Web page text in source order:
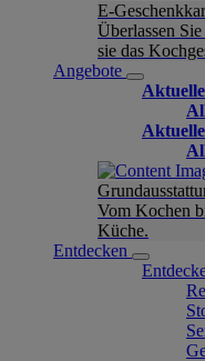
E-
Überlassen
sie das
Angebote
Vom Kochen
Küche.
Entdecken